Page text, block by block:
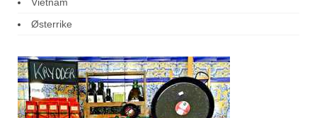
Vietnam
Østerrike